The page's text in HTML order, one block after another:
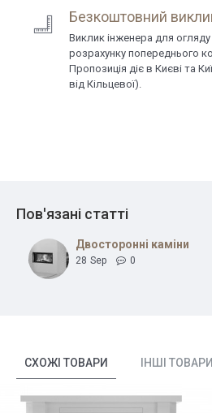
Безкоштовний
Виклик інженера для
розрахунку попереднього
Пропозиція діє в Києві та
від Кільцевої).
Пов'язані статті
Двосторонні каміни
28 Sep 0
СХОЖІ ТОВАРИ ІНШІ